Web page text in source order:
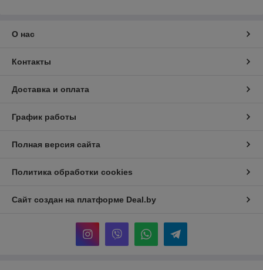
О нас
Контакты
Доставка и оплата
График работы
Полная версия сайта
Политика обработки cookies
Сайт создан на платформе Deal.by